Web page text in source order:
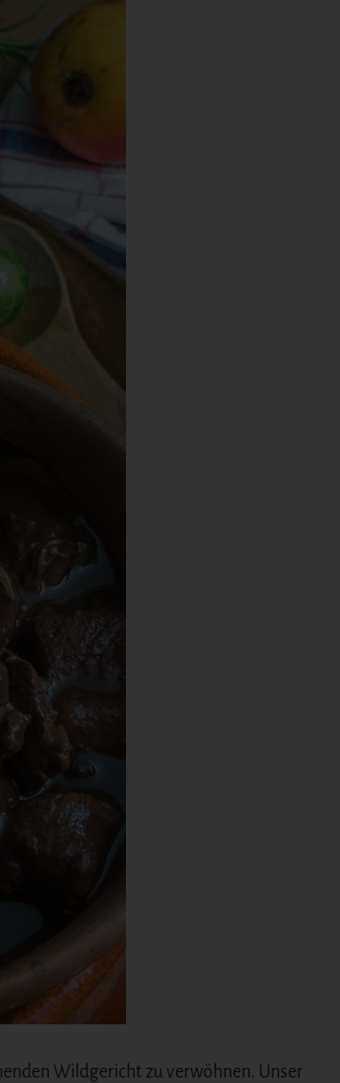
Wildgericht zu verwöhnen. Unser
der Dialog geschlossen. Seine Funktionalität ist identisch mit
Service-Gruppe ist essenziell und kann